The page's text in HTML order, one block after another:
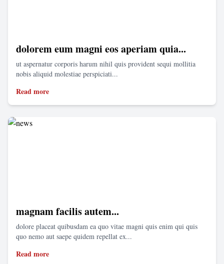
dolorem eum magni eos aperiam quia...
ut aspernatur corporis harum nihil quis provident sequi mollitia
nobis aliquid molestiae perspiciati...
Read more
magnam facilis autem...
dolore placeat quibusdam ea quo vitae magni quis enim qui quis
quo nemo aut saepe quidem repellat ex...
Read more